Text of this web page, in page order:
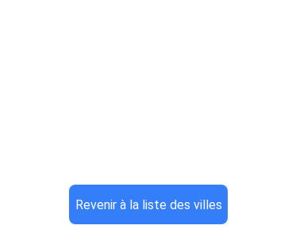
Revenir à la liste des villes